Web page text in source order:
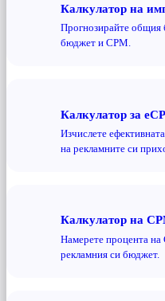
Калкулатор на
Прогнозирайте общия
бюджет и CPM.
Калкулатор за
Изчислете
на рекламните си
Калкулатор на
Намерете процента
рекламния си бюджет.